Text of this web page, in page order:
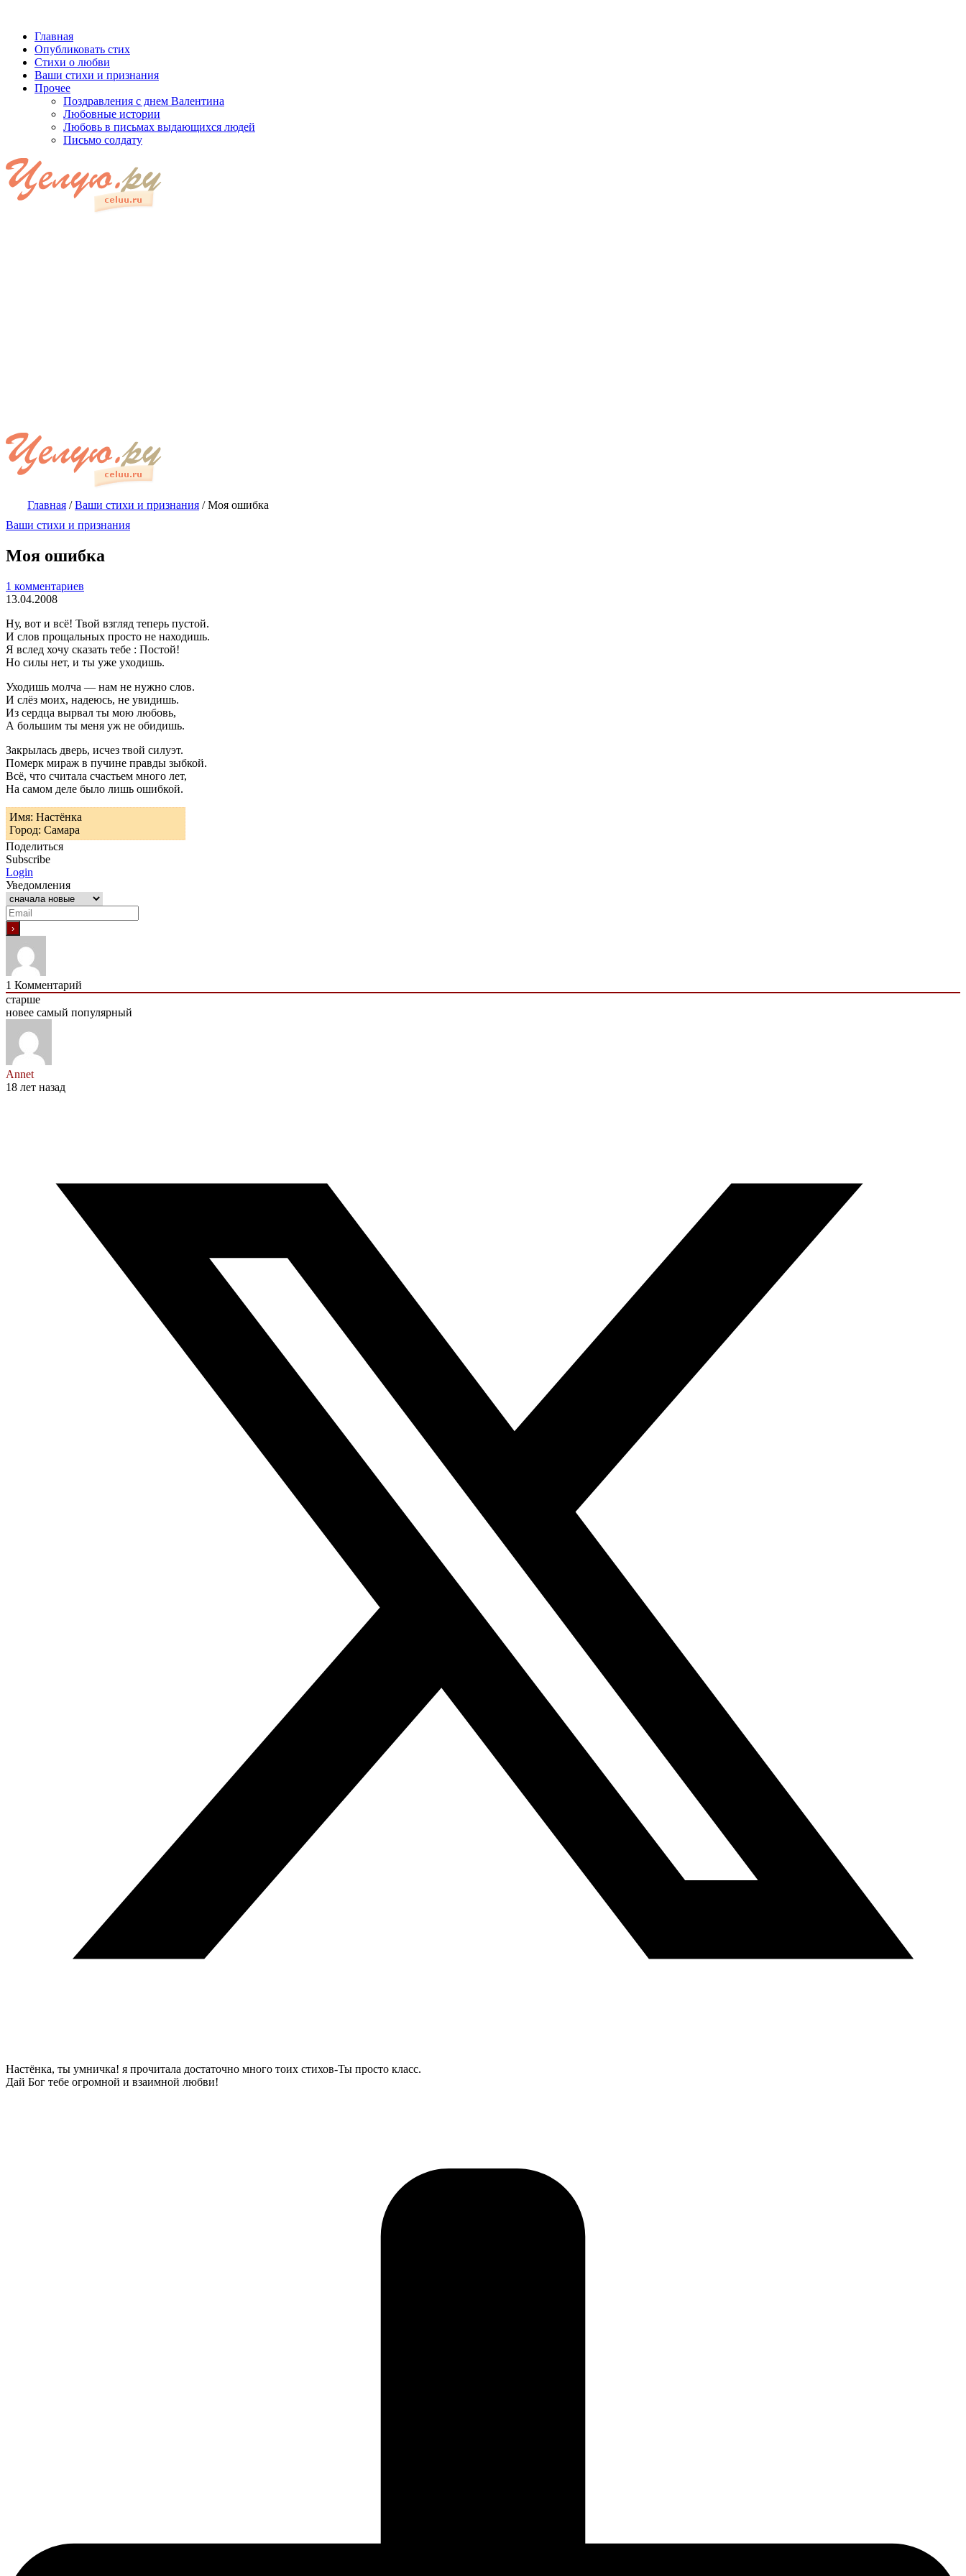
Главная
Опубликовать стих
Стихи о любви
Ваши стихи и признания
Прочее
Поздравления с днем Валентина
Любовные истории
Любовь в письмах выдающихся людей
Письмо солдату
Главная /Ваши стихи и признания /Моя ошибка
Ваши стихи и признания
Моя ошибка
1 комментариев
13.04.2008
Ну, вот и всё! Твой взгляд теперь пустой.
И слов прощальных просто не находишь.
Я вслед хочу сказать тебе : Постой!
Но силы нет, и ты уже уходишь.
Уходишь молча — нам не нужно слов.
И слёз моих, надеюсь, не увидишь.
Из сердца вырвал ты мою любовь,
А большим ты меня уж не обидишь.
Закрылась дверь, исчез твой силуэт.
Померк мираж в пучине правды зыбкой.
Всё, что считала счастьем много лет,
На самом деле было лишь ошибкой.
Имя: Настёнка
Город: Самара
Поделиться
Subscribe
Login
Уведомления
1 Комментарий
старше
новее самый популярный
Annet
18 лет назад
Настёнка, ты умничка! я прочитала достаточно много тоих стихов-Ты просто класс.
Дай Бог тебе огромной и взаимной любви!